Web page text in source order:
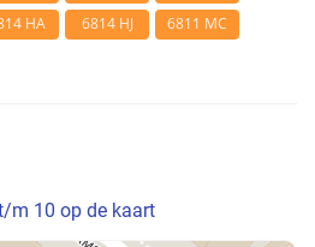
HA 6814 HJ 6811 MC
m 10 op de kaart